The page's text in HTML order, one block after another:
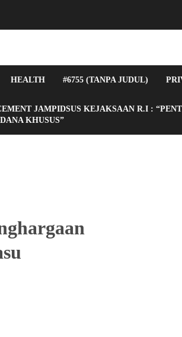
HEALTH #6755 (TANPA JUDUL)
JAMPIDSUS KEJAKSAAN R.I :
KHUSUS”